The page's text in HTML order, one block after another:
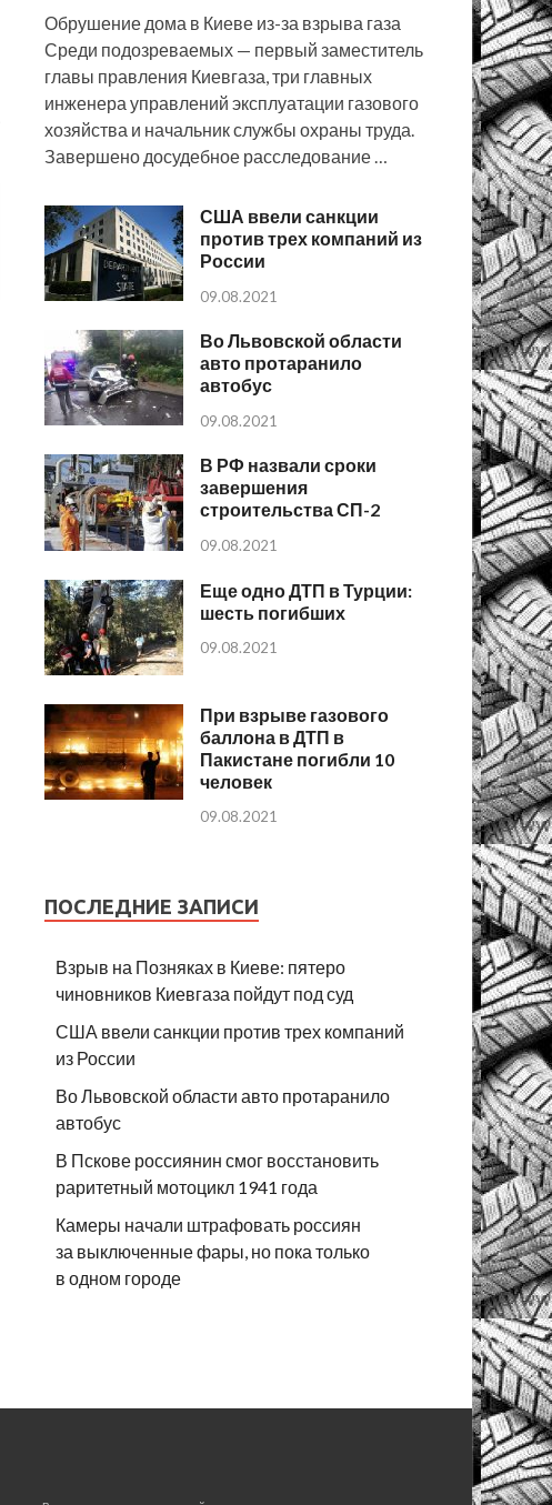
Обрушение дома в Киеве из-за взрыва газа
Среди подозреваемых — первый заместитель
главы правления Киевгаза, три главных
инженера управлений эксплуатации газового
хозяйства и начальник службы охраны труда.
Завершено досудебное расследование …
США ввели санкции
против трех компаний из
России
09.08.2021
Во Львовской области
авто протаранило
автобус
09.08.2021
В РФ назвали сроки
завершения
строительства СП-2
09.08.2021
Еще одно ДТП в Турции:
шесть погибших
09.08.2021
При взрыве газового
баллона в ДТП в
Пакистане погибли 10
человек
09.08.2021
ПОСЛЕДНИЕ ЗАПИСИ
Взрыв на Позняках в Киеве: пятеро
чиновников Киевгаза пойдут под суд
США ввели санкции против трех компаний
из России
Во Львовской области авто протаранило
автобус
В Пскове россиянин смог восстановить
раритетный мотоцикл 1941 года
Камеры начали штрафовать россиян
за выключенные фары, но пока только
в одном городе